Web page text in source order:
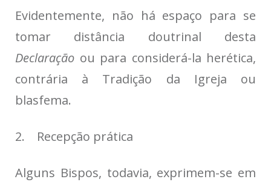
Evidentemente, não há espaço para se
tomar distância doutrinal desta
Declaração ou para considerá-la herética,
contrária à Tradição da Igreja ou
blasfema.
2. Recepção prática
Alguns Bispos, todavia, exprimem-se em